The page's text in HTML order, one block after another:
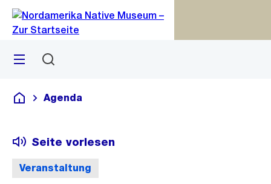
Navigation
Sprunglink
Menü
Deutsch
Agenda
Veranstaltung
Seite vorlesen